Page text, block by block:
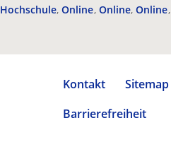
Hochschule Online Online Online
Kontakt Sitemap
Barrierefreiheit